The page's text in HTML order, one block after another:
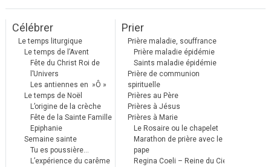
Célébrer
Le temps liturgique
Le temps de l’Avent
Fête du Christ Roi de
l’Univers
Les antiennes en »Ô »
Le temps de Noël
L’origine de la crèche
Fête de la Sainte Famille
Epiphanie
Semaine sainte
Tu es poussière…
L’expérience du carême
Prier
Prière maladie, souffrance
Prière maladie épidémie
Saints maladie épidémie
Prière de communion
spirituelle
Prières au Père
Prières à Jésus
Prières à Marie
Le Rosaire ou le chapelet
Marathon de prière avec le
pape
Regina Coeli – Reine du Ciel